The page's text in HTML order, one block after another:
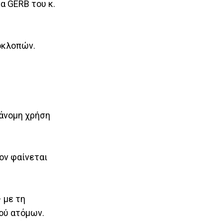
GERB του κ.
χρήση
φαίνεται
με τη
ατόμων.